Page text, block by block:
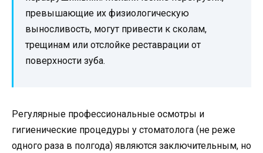
превышающие их физиологическую
выносливость, могут привести к сколам,
трещинам или отслойке реставрации от
поверхности зуба.
Регулярные профессиональные осмотры и
гигиенические процедуры у стоматолога (не реже
одного раза в полгода) являются заключительным, но